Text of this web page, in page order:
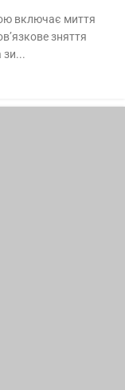
включає миття
зняття
зи...